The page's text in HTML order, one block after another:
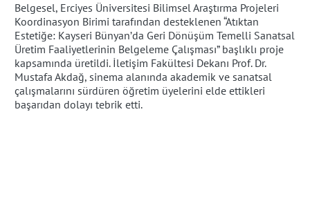
Belgesel, Erciyes Üniversitesi Bilimsel Araştırma Projeleri
Koordinasyon Birimi tarafından desteklenen “Atıktan
Estetiğe: Kayseri Bünyan’da Geri Dönüşüm Temelli Sanatsal
Üretim Faaliyetlerinin Belgeleme Çalışması” başlıklı proje
kapsamında üretildi. İletişim Fakültesi Dekanı Prof. Dr.
Mustafa Akdağ, sinema alanında akademik ve sanatsal
çalışmalarını sürdüren öğretim üyelerini elde ettikleri
başarıdan dolayı tebrik etti.